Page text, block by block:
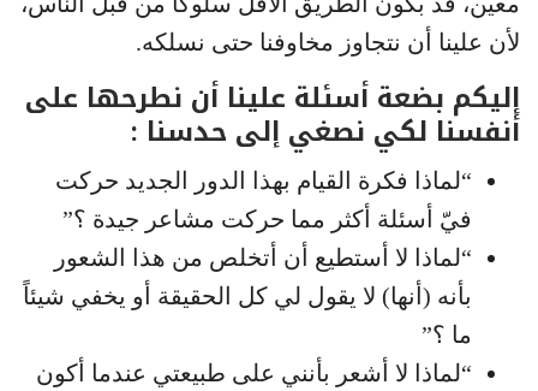
لأن علينا أن نتجاوز مخاوفنا حتى نسلكه.
إليكم بضعة أسئلة علينا أن نطرحها على
أنفسنا لكي نصغي إلى حدسنا :
“لماذا فكرة القيام بهذا الدور الجديد حركت
فيّ أسئلة أكثر مما حركت مشاعر جيدة ؟”
“لماذا لا أستطيع أن أتخلص من هذا الشعور
بأنه (أنها) لا يقول لي كل الحقيقة أو يخفي شيئاً
ما ؟”
“لماذا لا أشعر بأنني على طبيعتي عندما أكون